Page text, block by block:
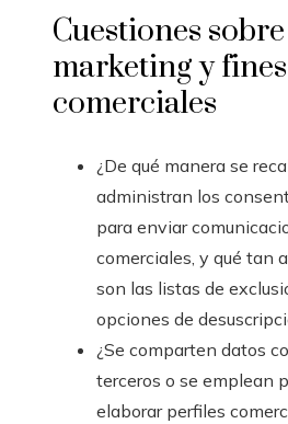
Cuestiones sobre
marketing y fines
comerciales
¿De qué manera se
administran los
para enviar
comerciales, y qué tan
son las listas de
opciones de
¿Se comparten datos
terceros o se emplean
elaborar perfiles